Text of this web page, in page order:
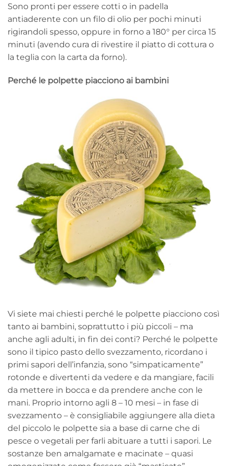
Sono pronti per essere cotti o in padella
antiaderente con un filo di olio per pochi minuti
rigirandoli spesso, oppure in forno a 180° per circa 15
minuti (avendo cura di rivestire il piatto di cottura o
la teglia con la carta da forno).
Perché le polpette piacciono ai bambini
Vi siete mai chiesti perché le polpette piacciono così
tanto ai bambini, soprattutto i più piccoli – ma
anche agli adulti, in fin dei conti? Perché le polpette
sono il tipico pasto dello svezzamento, ricordano i
primi sapori dell’infanzia, sono “simpaticamente”
rotonde e divertenti da vedere e da mangiare, facili
da mettere in bocca e da prendere anche con le
mani. Proprio intorno agli 8 – 10 mesi – in fase di
svezzamento – è consigliabile aggiungere alla dieta
del piccolo le polpette sia a base di carne che di
pesce o vegetali per farli abituare a tutti i sapori. Le
sostanze ben amalgamate e macinate – quasi